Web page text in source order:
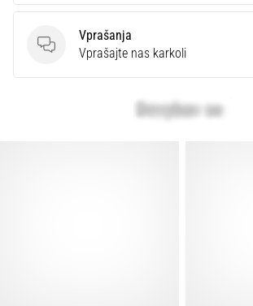
Vprašanja
Vprašanja
Vprašajte nas karkoli